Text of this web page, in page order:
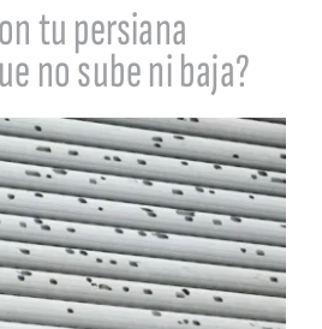
tu persiana
no sube ni baja?